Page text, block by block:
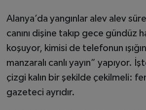
Alanya’da yangınlar alev alev
canını dişine takıp gece gündüz
koşuyor, kimisi de telefonun
manzaralı canlı yayın” yapıyor.
çizgi kalın bir şekilde çekilmeli:
gazeteci ayrıdır.